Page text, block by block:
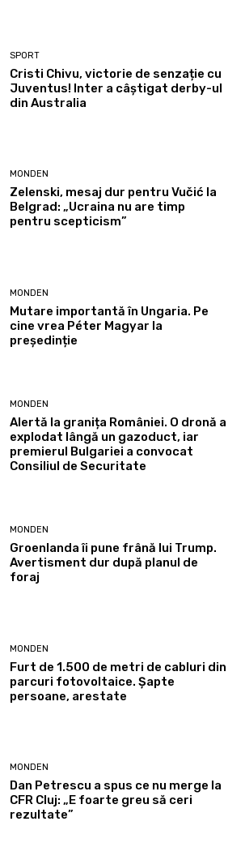
SPORT
Cristi Chivu, victorie de senzație cu
Juventus! Inter a câștigat derby-ul
din Australia
MONDEN
Zelenski, mesaj dur pentru Vučić la
Belgrad: „Ucraina nu are timp
pentru scepticism”
MONDEN
Mutare importantă în Ungaria. Pe
cine vrea Péter Magyar la
președinție
MONDEN
Alertă la granița României. O dronă a
explodat lângă un gazoduct, iar
premierul Bulgariei a convocat
Consiliul de Securitate
MONDEN
Groenlanda îi pune frână lui Trump.
Avertisment dur după planul de
foraj
MONDEN
Furt de 1.500 de metri de cabluri din
parcuri fotovoltaice. Șapte
persoane, arestate
MONDEN
Dan Petrescu a spus ce nu merge la
CFR Cluj: „E foarte greu să ceri
rezultate”